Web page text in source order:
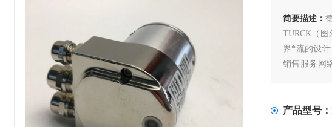
简要描述：
TURCK（
界*流的设
销售服务网
产品型号：